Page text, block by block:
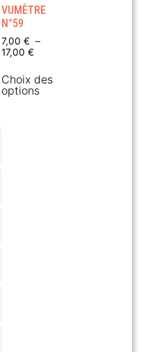
VUMÈTRE
N°59
7,00 € –
17,00 €
Choix des
options